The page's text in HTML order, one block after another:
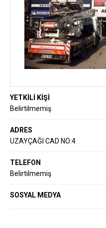
YETKİLİ KİŞİ
Belirtilmemiş
ADRES
UZAYÇAĞI CAD NO:4
TELEFON
Belirtilmemiş
SOSYAL MEDYA